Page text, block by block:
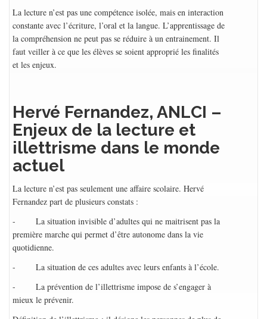
La lecture n’est pas une compétence isolée, mais en interaction
constante avec l’écriture, l’oral et la langue. L’apprentissage de
la compréhension ne peut pas se réduire à un entrainement. Il
faut veiller à ce que les élèves se soient approprié les finalités
et les enjeux.
Hervé Fernandez, ANLCI –
Enjeux de la lecture et
illettrisme dans le monde
actuel
La lecture n’est pas seulement une affaire scolaire. Hervé
Fernandez part de plusieurs constats :
- La situation invisible d’adultes qui ne maitrisent pas la
première marche qui permet d’être autonome dans la vie
quotidienne.
- La situation de ces adultes avec leurs enfants à l’école.
- La prévention de l’illettrisme impose de s’engager à
mieux le prévenir.